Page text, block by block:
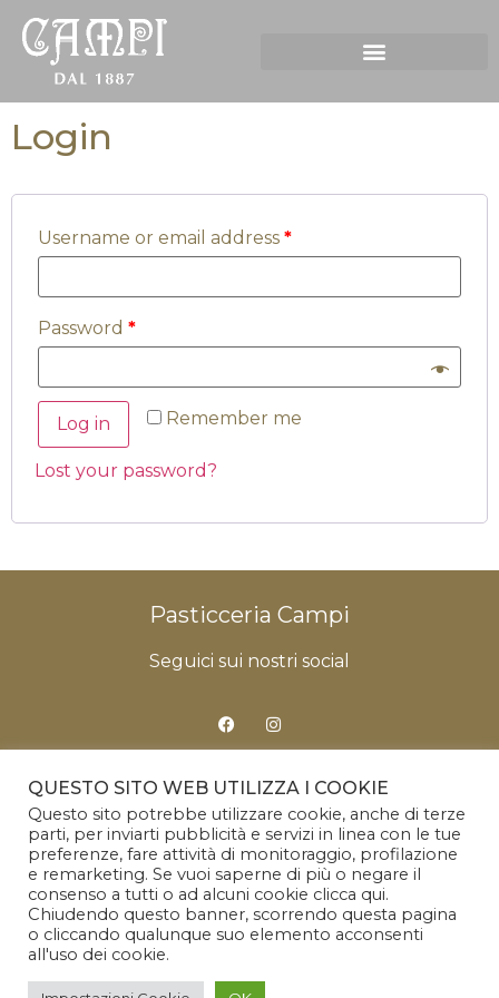
Login
Username or email address *
Password *
Remember me
Log in
Lost your password?
Pasticceria Campi
Seguici sui nostri social
Condizioni Generali di Vendita
Informativa sul Diritto di Recesso
Privacy policy
Cookie Policy
QUESTO SITO WEB UTILIZZA I COOKIE
Questo sito potrebbe utilizzare cookie, anche di terze
parti, per inviarti pubblicità e servizi in linea con le tue
preferenze, fare attività di monitoraggio, profilazione
e remarketing. Se vuoi saperne di più o negare il
consenso a tutti o ad alcuni cookie clicca qui.
Chiudendo questo banner, scorrendo questa pagina
o cliccando qualunque suo elemento acconsenti
all'uso dei cookie.